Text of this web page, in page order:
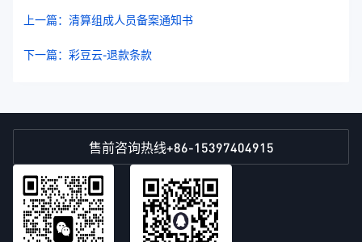
上一篇：清算组成人员备案通知书
下一篇：彩豆云-退款条款
售前咨询热线+86-15397404915